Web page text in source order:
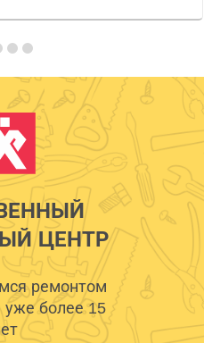
ЦЕНТР
ремонтом
уже более 15